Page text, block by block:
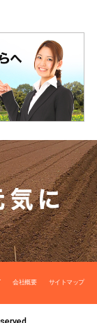
会社概要 サイトマップ